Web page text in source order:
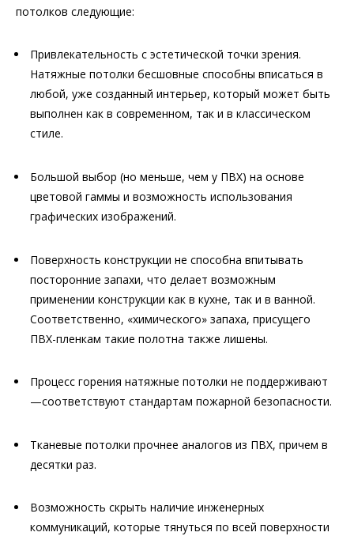
потолков следующие:
Привлекательность с эстетической точки зрения.
Натяжные потолки бесшовные способны вписаться в
любой, уже созданный интерьер, который может быть
выполнен как в современном, так и в классическом
стиле.
Большой выбор (но меньше, чем у ПВХ) на основе
цветовой гаммы и возможность использования
графических изображений.
Поверхность конструкции не способна впитывать
посторонние запахи, что делает возможным
применении конструкции как в кухне, так и в ванной.
Соответственно, «химического» запаха, присущего
ПВХ-пленкам такие полотна также лишены.
Процесс горения натяжные потолки не поддерживают
—соответствуют стандартам пожарной безопасности.
Тканевые потолки прочнее аналогов из ПВХ, причем в
десятки раз.
Возможность скрыть наличие инженерных
коммуникаций, которые тянуться по всей поверхности